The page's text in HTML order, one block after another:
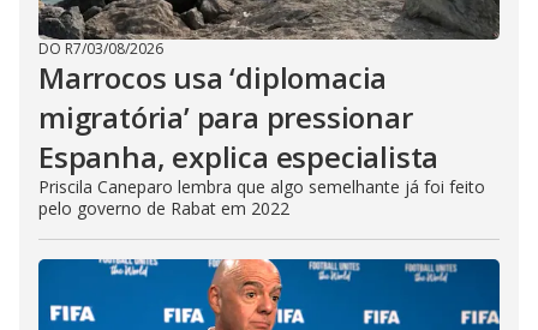
DO R7/03/08/2026
Marrocos usa ‘diplomacia
migratória’ para pressionar
Espanha, explica especialista
Priscila Caneparo lembra que algo semelhante já foi feito
pelo governo de Rabat em 2022